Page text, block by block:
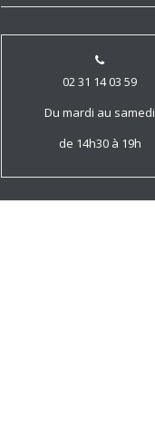
02 31 14 03 59
Du mardi au samedi
de 14h30 à 19h